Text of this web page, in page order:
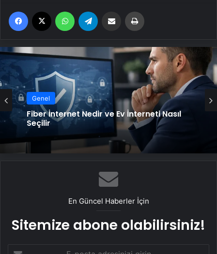
Facebook WhatsApp Email'den paylaş
Genel
Fiber İnternet Nedir ve Ev İnterneti Nasıl
Seçilir
En Güncel Haberler İçin
Sitemize abone olabilirsiniz!